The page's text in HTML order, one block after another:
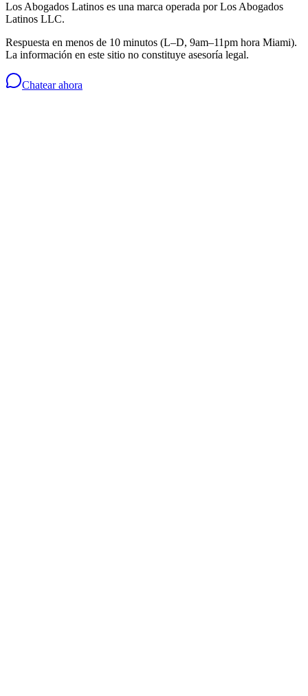
Los Abogados Latinos es una marca operada porLos Abogados
Latinos LLC.
Respuesta en menos de 10 minutos (L–D, 9am–11pm hora Miami).
La información en este sitio no constituye asesoría legal.
Chatear ahora